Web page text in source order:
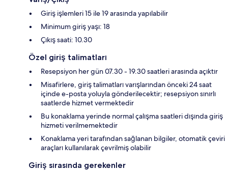
Giriş işlemleri 15 ile 19 arasında yapılabilir
Minimum giriş yaşı: 18
Çıkış saati: 10.30
Özel giriş talimatları
Resepsiyon her gün 07.30 - 19.30 saatleri arasında açıktır
Misafirlere, giriş talimatları varışlarından önceki 24 saat
içinde e-posta yoluyla gönderilecektir; resepsiyon sınırlı
saatlerde hizmet vermektedir
Bu konaklama yerinde normal çalışma saatleri dışında giriş
hizmeti verilmemektedir
Konaklama yeri tarafından sağlanan bilgiler, otomatik çeviri
araçları kullanılarak çevrilmiş olabilir
Giriş sırasında gerekenler